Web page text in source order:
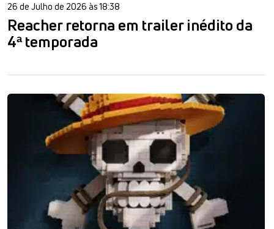
26 de Julho de 2026 às 18:38
Reacher retorna em trailer inédito da
4ª temporada